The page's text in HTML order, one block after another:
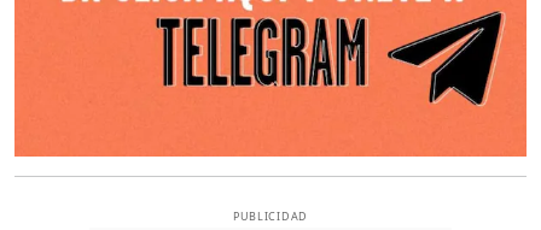
PUBLICIDAD